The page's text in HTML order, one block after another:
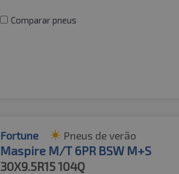
Comparar pneus
Fortune Pneus de verão
Maspire M/T 6PR BSW M+S
30X9.5R15104Q